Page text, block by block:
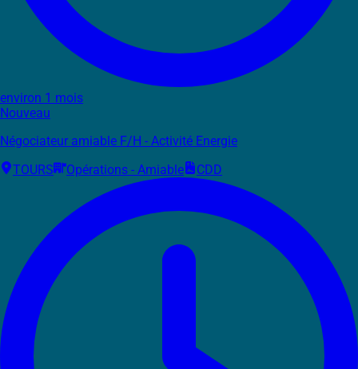
environ 1 mois
Nouveau
Négociateur amiable F/H - Activité Energie
TOURS
Opérations - Amiable CDD